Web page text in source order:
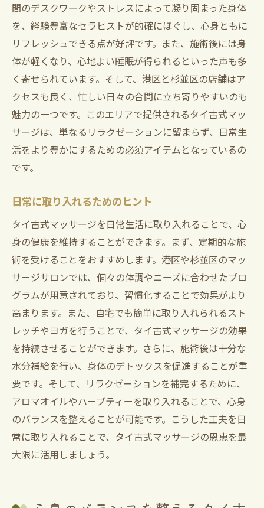
間のデスクワークやストレスによって凝り固まった身体
を、経験豊富なセラピストが的確にほぐし、心身ともに
リフレッシュできる点が好評です。また、施術後には身
体が軽くなり、心地よい睡眠が得られるといった声も多
く寄せられています。そして、港区と杉並区の店舗はア
クセスも良く、忙しい日々の合間に立ち寄りやすいのも
魅力の一つです。このエリアで提供されるタイ古式マッ
サージは、単なるリラクゼーションに留まらず、日常生
活をより豊かにするための必須アイテムとなっているの
です。
日常に取り入れるためのヒント
タイ古式マッサージを日常生活に取り入れることで、心
身の健康を維持することができます。まず、定期的な施
術を受けることをおすすめします。港区や杉並区のマッ
サージサロンでは、個々の体調やニーズに合わせたプロ
グラムが用意されており、習慣化することで効果がより
高まります。また、自宅でも簡単に取り入れられるスト
レッチやヨガを行うことで、タイ古式マッサージの効果
を持続させることができます。さらに、施術後は十分な
水分補給を行い、身体のデトックスを促進することが重
要です。そして、リラクゼーションを補完するために、
アロマオイルやハーブティーを取り入れることで、心身
のバランスを整えることが可能です。こうした工夫を日
常に取り入れることで、タイ古式マッサージの恩恵を最
大限に活用しましょう。